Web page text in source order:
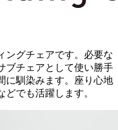
ングチェアです。必要な
ブチェアとして使い勝手
に馴染みます。座り心地
でも活躍します。